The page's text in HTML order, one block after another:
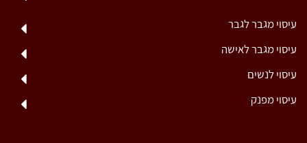
עיסוי מגבר לגבר
עיסוי מגבר לאישה
עיסוי לנשים
עיסוי מפנק